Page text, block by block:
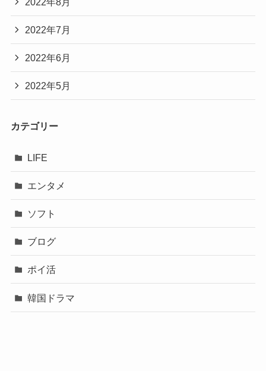
2022年7月
2022年6月
2022年5月
カテゴリー
LIFE
エンタメ
ソフト
ブログ
ポイ活
韓国ドラマ